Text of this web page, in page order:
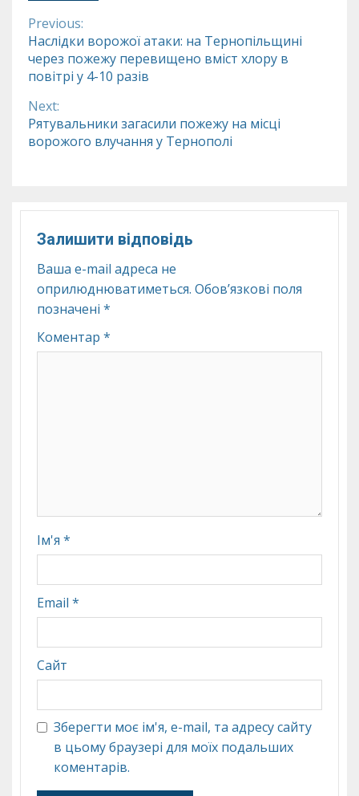
Continue
Reading
Previous:
Наслідки ворожої атаки: на Тернопільщині
через пожежу перевищено вміст хлору в
повітрі у 4-10 разів
Next:
Рятувальники загасили пожежу на місці
ворожого влучання у Тернополі
Залишити відповідь
Ваша e-mail адреса не
оприлюднюватиметься. Обов’язкові поля
позначені *
Коментар *
Ім'я *
Email *
Сайт
Зберегти моє ім'я, e-mail, та адресу сайту
в цьому браузері для моїх подальших
коментарів.